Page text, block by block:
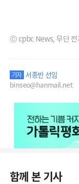
ⓒ cpbc News, 무단 전
기자 서종빈 선임
binseo@hanmail.net
함께 본 기사